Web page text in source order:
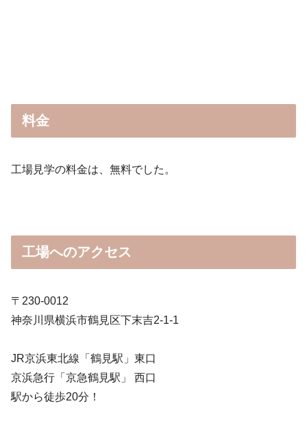
料金
工場見学の料金は、無料でした。
工場へのアクセス
〒230-0012
神奈川県横浜市鶴見区下末吉2-1-1
JR京浜東北線「鶴見駅」東口
京浜急行「京急鶴見駅」 西口
駅から徒歩20分！